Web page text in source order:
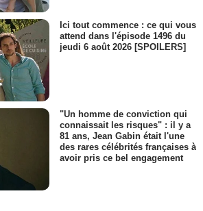
Ici tout commence : ce qui vous
attend dans l'épisode 1496 du
jeudi 6 août 2026 [SPOILERS]
"Un homme de conviction qui
connaissait les risques" : il y a
81 ans, Jean Gabin était l'une
des rares célébrités françaises à
avoir pris ce bel engagement